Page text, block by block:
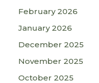
February 2026
January 2026
December 2025
November 2025
October 2025